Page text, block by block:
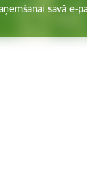
savā e-